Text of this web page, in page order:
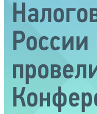
России